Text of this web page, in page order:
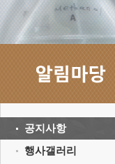
공지사항
행사갤러리